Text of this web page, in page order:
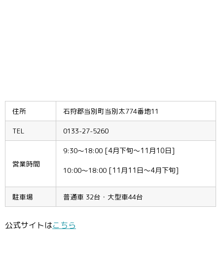
住所 石狩郡当別町当別太774番地11
TEL 0133-27-5260
営業時間
9:30〜18:00[4月下旬〜11月10日]
10:00〜18:00[11月11日〜4月下旬]
駐車場 普通車 32台・大型車44台
公式サイトはこちら